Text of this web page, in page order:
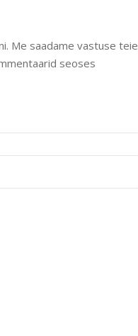
Me saadame vastuse teie
seoses